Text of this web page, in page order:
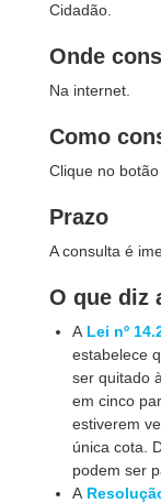
Cidadão.
Onde
Na internet.
Como
Clique no
Prazo
A consulta é
O que diz
A Lei nº
estabelece
ser quitado
em cinco
estiverem
única cota.
podem ser
A